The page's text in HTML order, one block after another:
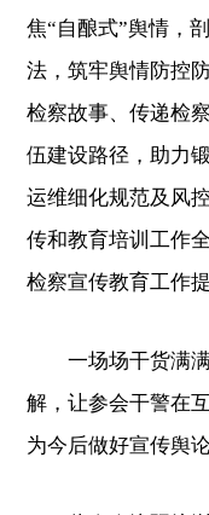
焦“自酿式”舆情，
法，筑牢舆情防控
检察故事、传递检
伍建设路径，助力
运维细化规范及风
传和教育培训工作
检察宣传教育工作
一场场干货满满
解，让参会干警在
为今后做好宣传舆